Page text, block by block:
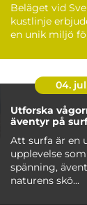
Beläget vid
kustlinje
en unik miljö
04. jul
Utforska
äventyr på
Att surfa är en
upplevelse
spänning,
naturens skö...